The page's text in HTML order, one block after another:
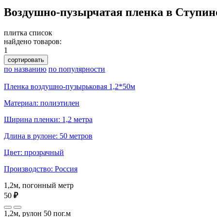
Воздушно-пузырчатая пленка в
плитка список
найдено товаров:
1
сортировать
по названию по популярности
Пленка воздушно-пузырьковая 1,2*50м
Материал: полиэтилен
Ширина пленки: 1,2 метра
Длина в рулоне: 50 метров
Цвет: прозрачный
Производство: Россия
1,2м, погонный метр
50 ₽
1,2м, рулон 50 пог.м